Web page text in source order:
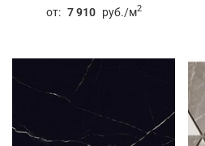
от: 7 910 руб./м2